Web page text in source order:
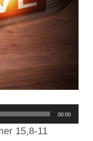
00:00
15,8-11